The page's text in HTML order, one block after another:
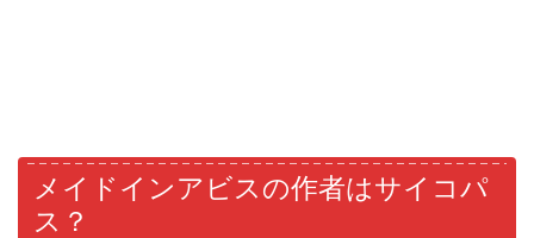
メイドインアビスの作者はサイコパ
ス？